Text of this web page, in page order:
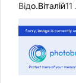
Відо.Віталій